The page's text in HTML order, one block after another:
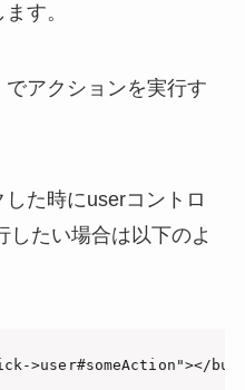
す。
でアクションを実行す
た時にuserコントロ
したい場合は以下のよ
>user#someAction"></